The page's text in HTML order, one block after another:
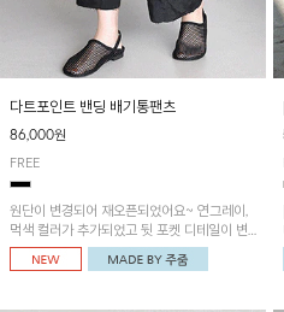
다트포인트 밴딩 배기통팬츠
86,000원
FREE
원단이 변경되어 재오픈되었어요~ 연그레이,
먹색 컬러가 추가되었고 뒷 포켓 디테일이 변
경되었습니다~가볍고 시원하게 착용되는 배
기통팬츠! 허리밴딩과 여유로운 통으로 편안해